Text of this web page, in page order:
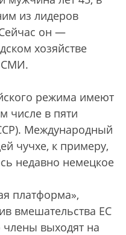
из лидеров
он —
хозяйстве
СМИ.
режима имеют
числе в пяти
Международный
чучхе, к примеру,
недавно немецкое
платформа»,
вмешательства ЕС
члены выходят на